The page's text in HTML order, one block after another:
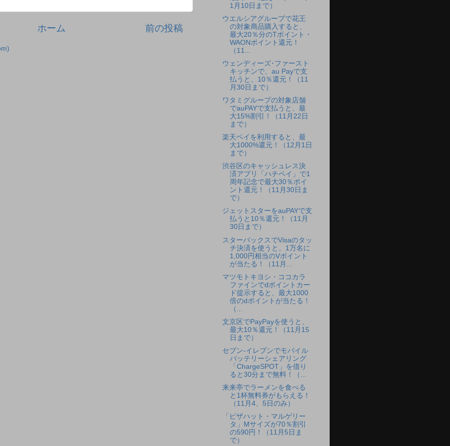
前の投稿
ホーム
1月10日まで）
ウエルシアグループで花王
の対象商品購入すると、
最大20％分のTポイント・
WAONポイント還元！
（11...
ウェンディーズ･ファースト
キッチンで、au Payで支
払うと、10％還元！（11
月30日まで）
ワタミグループの対象店舗
でauPAYで支払うと、最
大15%割引！（11月22日
まで）
楽天ペイを利用すると、最
大1000%還元！（12月1日
まで）
渋谷区のキャッシュレス決
済アプリ「ハチペイ」で1
周年記念で最大30％ポイ
ント還元！（11月30日ま
で）
ジェットスターをauPAYで支
払うと10％還元！（11月
30日まで）
スターバックスでVisaのタッ
チ決済を使うと、1万名に
1,000円相当のVポイント
が当たる！（11月...
マツモトキヨシ・ココカラ
ファインでdポイントカー
ド提示すると、最大1000
倍のdポイントが当たる！
（...
文京区でPayPayを使うと、
最大10％還元！（11月15
日まで）
セブン-イレブンでモバイル
バッテリーシェアリング
「ChargeSPOT」を借り
ると30分まで無料！（...
来来亭でラーメンを食べる
と1杯無料券がもらえる！
（11月4、5日のみ）
「ピザハット・マルゲリー
タ」Mサイズが70％割引
の590円！（11月5日ま
で）